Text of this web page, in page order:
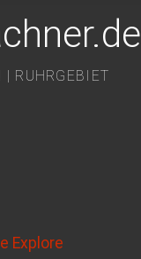
| RUHRGEBIET
Explore